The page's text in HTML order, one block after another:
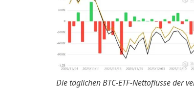
Die täglichen BTC-ETF-Nettoflüsse der